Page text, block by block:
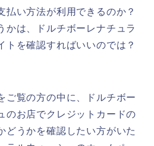
払い方法が利用できるのか？
かは、ドルチボーレナチュラ
トを確認すればいいのでは？
ご覧の方の中に、ドルチボー
のお店でクレジットカードの
どうかを確認したい方がいた